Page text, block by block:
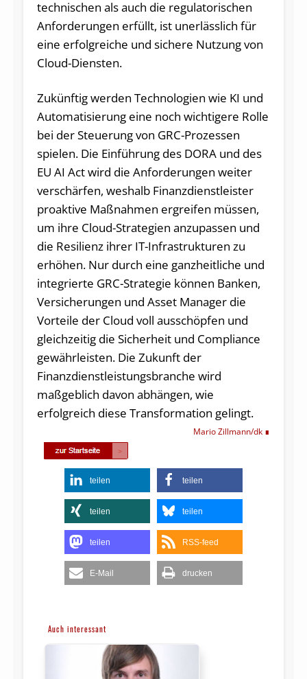
technischen als auch die regulatorischen
Anforderungen erfüllt, ist unerlässlich für
eine erfolgreiche und sichere Nutzung von
Cloud-Diensten.
Zukünftig werden Technologien wie KI und
Automatisierung eine noch wichtigere Rolle
bei der Steuerung von GRC-Prozessen
spielen. Die Einführung des DORA und des
EU AI Act wird die Anforderungen weiter
verschärfen, weshalb Finanzdienstleister
proaktive Maßnahmen ergreifen müssen,
um ihre Cloud-Strategien anzupassen und
die Resilienz ihrer IT-Infrastrukturen zu
erhöhen. Nur durch eine ganzheitliche und
integrierte GRC-Strategie können Banken,
Versicherungen und Asset Manager die
Vorteile der Cloud voll ausschöpfen und
gleichzeitig die Sicherheit und Compliance
gewährleisten. Die Zukunft der
Finanzdienstleistungsbranche wird
maßgeblich davon abhängen, wie
erfolgreich diese Transformation gelingt.
Mario Zillmann/dk
teilen teilen
teilen teilen
teilen RSS-feed
E-Mail drucken
Auch interessant